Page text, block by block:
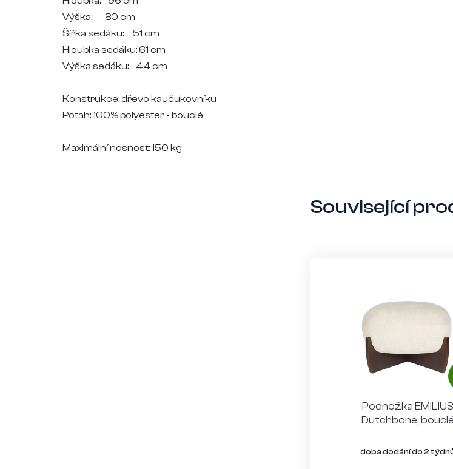
Výška: 80 cm
Šířka sedáku: 51 cm
Hloubka sedáku: 61 cm
Výška sedáku: 44 cm
Konstrukce: dřevo kaučukovníku
Potah: 100% polyester - bouclé
Maximální nosnost: 150 kg
Související
Podnožka EMILIUS
Dutchbone, bouclé
doba dodání do 2